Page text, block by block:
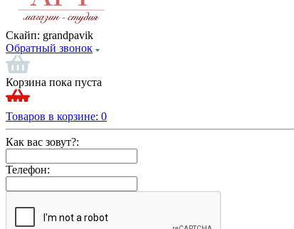
Скайп: grandpavik
Обратный звонок
Корзина пока пуста
Товаров в корзине: 0
Как вас зовут?:
Телефон: